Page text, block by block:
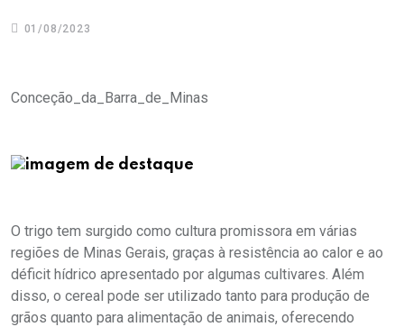
01/08/2023
Conceção_da_Barra_de_Minas
O trigo tem surgido como cultura promissora em várias
regiões de Minas Gerais, graças à resistência ao calor e ao
déficit hídrico apresentado por algumas cultivares. Além
disso, o cereal pode ser utilizado tanto para produção de
grãos quanto para alimentação de animais, oferecendo